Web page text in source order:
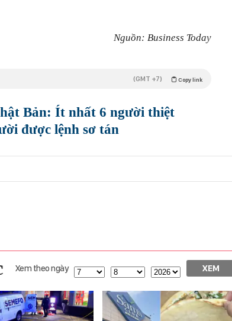
Nguồn: Business Today
Copy link
(GMT +7)
Bản: Ít nhất 6 người thiệt
được lệnh sơ tán
Xem theo ngày XEM